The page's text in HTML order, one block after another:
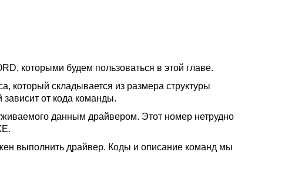
которыми будем пользоваться в этой главе.
который складывается из размера структуры
от кода команды.
данным драйвером. Этот номер нетрудно
выполнить драйвер. Коды и описание команд мы